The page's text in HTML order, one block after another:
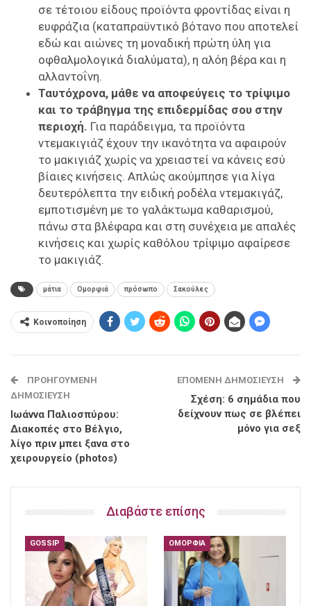
σε τέτοιου είδους προϊόντα φροντίδας είναι η
ευφράζια (καταπραϋντικό βότανο που αποτελεί
εδώ και αιώνες τη μοναδική πρώτη ύλη για
οφθαλμολογικά διαλύματα), η αλόη βέρα και η
αλλαντοΐνη.
Ταυτόχρονα, μάθε να αποφεύγεις το τρίψιμο
και το τράβηγμα της επιδερμίδας σου στην
περιοχή. Για παράδειγμα, τα προϊόντα
ντεμακιγιάζ έχουν την ικανότητα να αφαιρούν
το μακιγιάζ χωρίς να χρειαστεί να κάνεις εσύ
βίαιες κινήσεις. Απλώς ακούμπησε για λίγα
δευτερόλεπτα την ειδική ροδέλα ντεμακιγάζ,
εμποτισμένη με το γαλάκτωμα καθαρισμού,
πάνω στα βλέφαρα και στη συνέχεια με απαλές
κινήσεις και χωρίς καθόλου τρίψιμο αφαίρεσε
το μακιγιάζ.
μάτια Ομορφιά πρόσωπο Σακούλες
Κοινοποίηση
ΠΡΟΗΓΟΎΜΕΝΗ
ΔΗΜΟΣΊΕΥΣΗ
Ιωάννα Παλιοσπύρου:
Διακοπές στο Βέλγιο,
λίγο πριν μπει ξανα στο
χειρουργείο (photos)
ΕΠΌΜΕΝΗ ΔΗΜΟΣΊΕΥΣΗ
Σχέση: 6 σημάδια που
δείχνουν πως σε βλέπει
μόνο για σεξ
Διαβάστε επίσης
GOSSIP ΟΜΟΡΦΙΆ